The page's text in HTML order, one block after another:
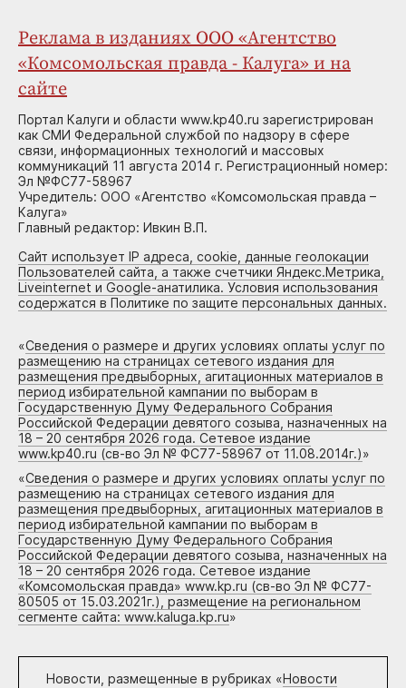
Реклама в изданиях ООО «Агентство
«Комсомольская правда - Калуга» и на
сайте
Портал Калуги и области www.kp40.ru зарегистрирован
как СМИ Федеральной службой по надзору в сфере
связи, информационных технологий и массовых
коммуникаций 11 августа 2014 г. Регистрационный номер:
Эл №ФС77-58967
Учредитель: ООО «Агентство «Комсомольская правда –
Калуга»
Главный редактор: Ивкин В.П.
Сайт использует IP адреса, cookie, данные геолокации
Пользователей сайта, а также счетчики Яндекс.Метрика,
Liveinternet и Google-анатилика. Условия использования
содержатся в Политике по защите персональных данных.
«Сведения о размере и других условиях оплаты услуг по
размещению на страницах сетевого издания для
размещения предвыборных, агитационных материалов в
период избирательной кампании по выборам в
Государственную Думу Федерального Собрания
Российской Федерации девятого созыва, назначенных на
18 – 20 сентября 2026 года. Сетевое издание
www.kp40.ru (св-во Эл № ФС77-58967 от 11.08.2014г.)»
«Сведения о размере и других условиях оплаты услуг по
размещению на страницах сетевого издания для
размещения предвыборных, агитационных материалов в
период избирательной кампании по выборам в
Государственную Думу Федерального Собрания
Российской Федерации девятого созыва, назначенных на
18 – 20 сентября 2026 года. Сетевое издание
«Комсомольская правда» www.kp.ru (св-во Эл № ФС77-
80505 от 15.03.2021г.), размещение на региональном
сегменте сайта: www.kaluga.kp.ru»
Новости, размещенные в рубриках «Новости